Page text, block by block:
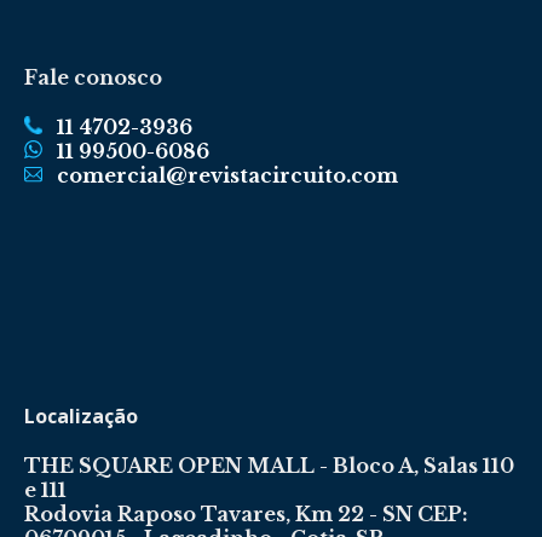
Fale conosco
11 4702-3936
11 99500-6086
comercial@revistacircuito.com
Localização
THE SQUARE OPEN MALL - Bloco A, Salas 110
e 111
Rodovia Raposo Tavares, Km 22 - SN CEP: